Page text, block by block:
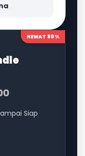
HEMAT 80%
Siap